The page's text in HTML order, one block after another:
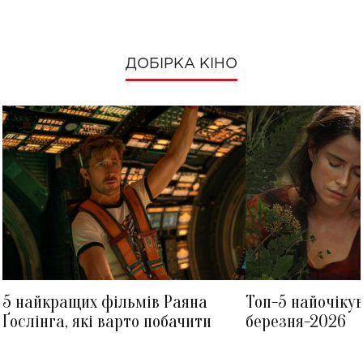
ДОБІРКА КІНО
5 найкращих фільмів Раяна
Ґослінга, які варто побачити
Топ-5
березня-2026